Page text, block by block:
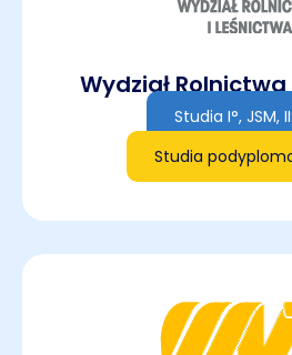
Wydział
Studia I°, JSM,
Studia